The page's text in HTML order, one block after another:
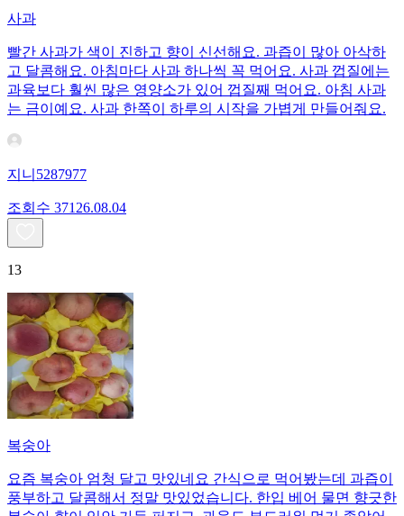
사과
빨간 사과가 색이 진하고 향이 신선해요. 과즙이 많아 아삭하
고 달콤해요. 아침마다 사과 하나씩 꼭 먹어요. 사과 껍질에는
과육보다 훨씬 많은 영양소가 있어 껍질째 먹어요. 아침 사과
는 금이예요. 사과 한쪽이 하루의 시작을 가볍게 만들어줘요.
지니5287977
조회수 371 26.08.04
13
복숭아
요즘 복숭아 엄청 달고 맛있네요 간식으로 먹어봤는데 과즙이
풍부하고 달콤해서 정말 맛있었습니다. 한입 베어 물면 향긋한